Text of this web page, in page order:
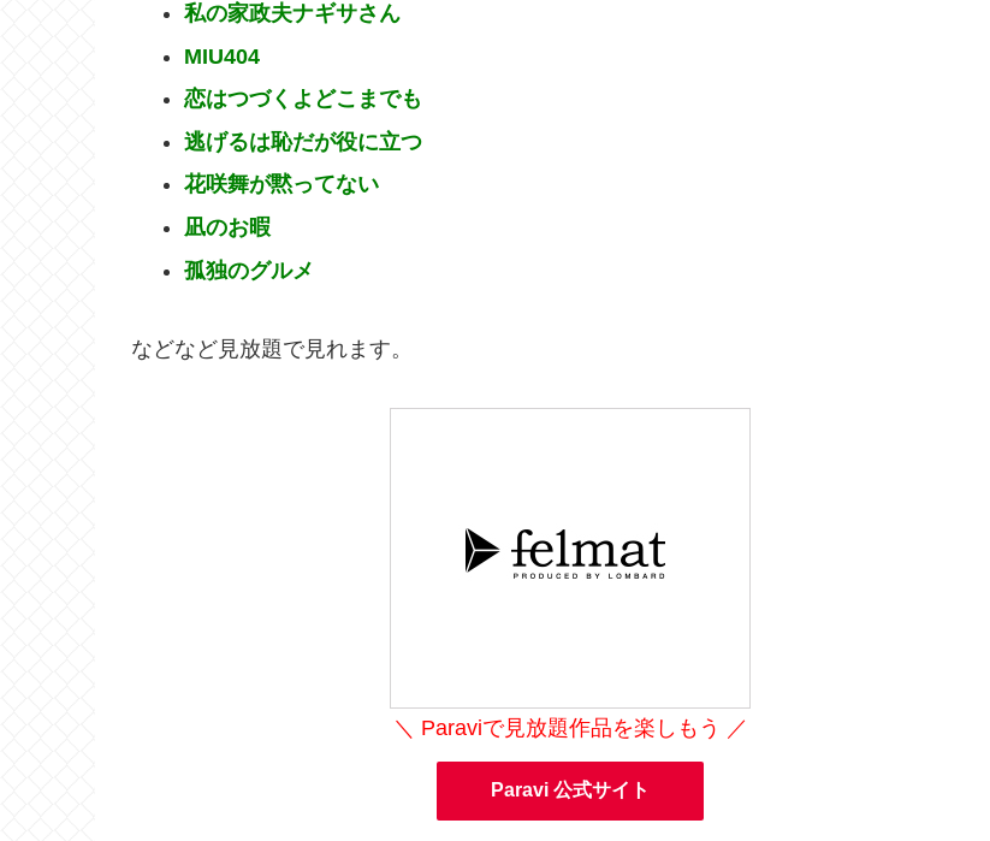
私の家政夫ナギサさん
MIU404
恋はつづくよどこまでも
逃げるは恥だが役に立つ
花咲舞が黙ってない
凪のお暇
孤独のグルメ
などなど見放題で見れます。
＼ Paraviで見放題作品を楽しもう ／
Paravi 公式サイト